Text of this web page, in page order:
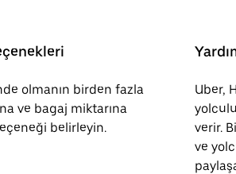
olmanın birden fazla
ve bagaj miktarına
belirleyin.
Uber,
verir.
ve